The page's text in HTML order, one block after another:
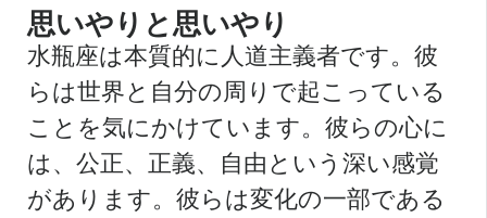
思いやりと思いやり
水瓶座は本質的に人道主義者です。彼
らは世界と自分の周りで起こっている
ことを気にかけています。彼らの心に
は、公正、正義、自由という深い感覚
があります。彼らは変化の一部である